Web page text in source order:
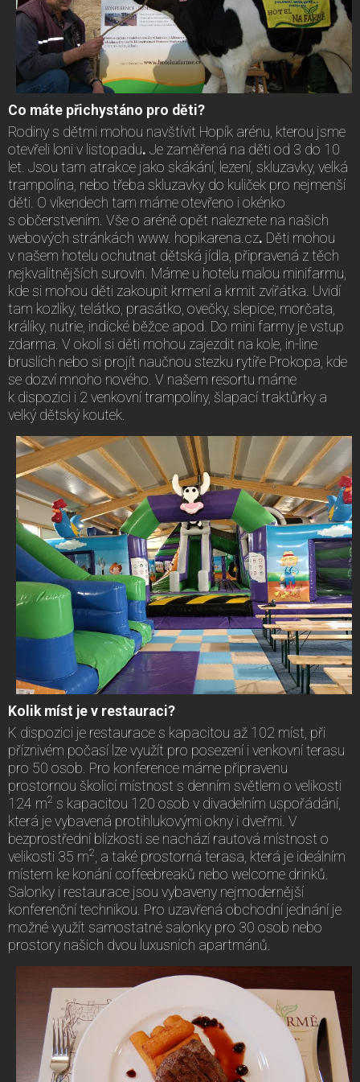
Co máte přichystáno pro děti?
Rodiny s dětmi mohou navštívit Hopík arénu, kterou jsme
otevřeli loni v listopadu. Je zaměřená na děti od 3 do 10
let. Jsou tam atrakce jako skákání, lezení, skluzavky, velká
trampolína, nebo třeba skluzavky do kuliček pro nejmenší
děti. O víkendech tam máme otevřeno i okénko
s občerstvením. Vše o aréně opět naleznete na našich
webových stránkách www. hopikarena.cz. Děti mohou
v našem hotelu ochutnat dětská jídla, připravená z těch
nejkvalitnějších surovin. Máme u hotelu malou minifarmu,
kde si mohou děti zakoupit krmení a krmit zvířátka. Uvidí
tam kozlíky, telátko, prasátko, ovečky, slepice, morčata,
králíky, nutrie, indické běžce apod. Do mini farmy je vstup
zdarma. V okolí si děti mohou zajezdit na kole, in-line
bruslích nebo si projít naučnou stezku rytíře Prokopa, kde
se dozví mnoho nového. V našem resortu máme
k dispozici i 2 venkovní trampolíny, šlapací traktůrky a
velký dětský koutek.
Kolik míst je v restauraci?
K dispozici je restaurace s kapacitou až 102 míst, při
příznivém počasí lze využít pro posezení i venkovní terasu
pro 50 osob. Pro konference máme připravenu
prostornou školicí místnost s denním světlem o velikosti
124 m2 s kapacitou 120 osob v divadelním uspořádání,
která je vybavená protihlukovými okny i dveřmi. V
bezprostřední blízkosti se nachází rautová místnost o
velikosti 35 m2 , a také prostorná terasa, která je ideálním
místem ke konání coffeebreaků nebo welcome drinků.
Salonky i restaurace jsou vybaveny nejmodernější
konferenční technikou. Pro uzavřená obchodní jednání je
možné využít samostatné salonky pro 30 osob nebo
prostory našich dvou luxusních apartmánů.